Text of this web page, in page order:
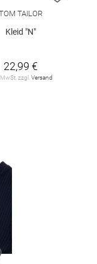
TAILOR
Kleid "N"
22,99 €
zzgl. Versand
ZUR WUNSCHLISTE